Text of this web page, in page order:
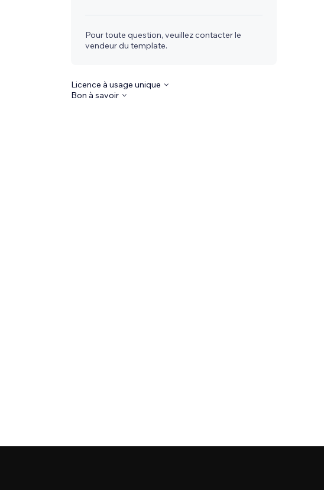
Pour toute question, veuillez contacter le
vendeur du template.
Licence à usage unique
Bon à savoir